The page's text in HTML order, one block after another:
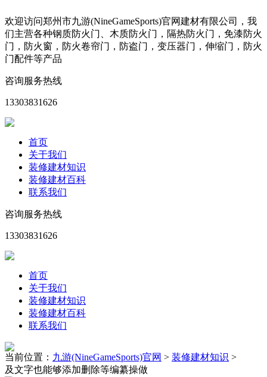
欢迎访问郑州市九游(NineGameSports)官网建材有限公司，我
们主营各种钢质防火门、木质防火门，隔热防火门，免漆防火
门，防火窗，防火卷帘门，防盗门，变压器门，伸缩门，防火
门配件等产品
咨询服务热线
13303831626
首页
关于我们
装修建材知识
装修建材百科
联系我们
咨询服务热线
13303831626
首页
关于我们
装修建材知识
装修建材百科
联系我们
当前位置： 九游(NineGameSports)官网 > 装修建材知识 >
及文字也能够添加删除等编纂操做